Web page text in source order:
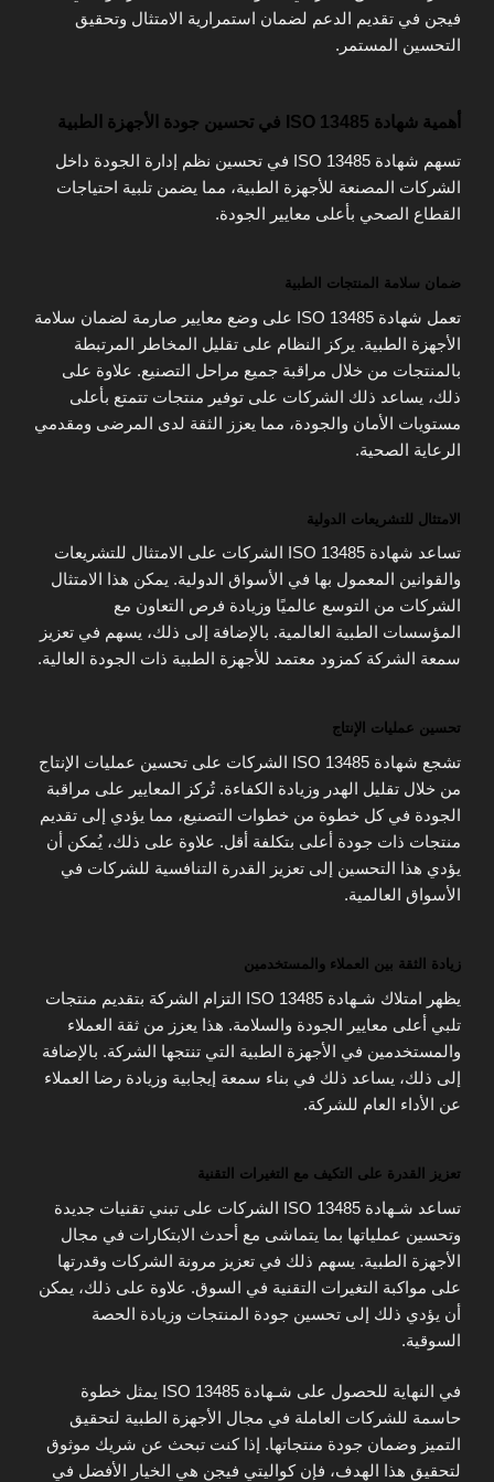
فيجن في تقديم الدعم لضمان استمرارية الامتثال وتحقيق
التحسين المستمر.
أهمية شهادة ISO 13485 في تحسين جودة الأجهزة الطبية
تسهم شهادة ISO 13485 في تحسين نظم إدارة الجودة داخل
الشركات المصنعة للأجهزة الطبية، مما يضمن تلبية احتياجات
القطاع الصحي بأعلى معايير الجودة.
ضمان سلامة المنتجات الطبية
تعمل شهادة ISO 13485 على وضع معايير صارمة لضمان سلامة
الأجهزة الطبية. يركز النظام على تقليل المخاطر المرتبطة
بالمنتجات من خلال مراقبة جميع مراحل التصنيع. علاوة على
ذلك، يساعد ذلك الشركات على توفير منتجات تتمتع بأعلى
مستويات الأمان والجودة، مما يعزز الثقة لدى المرضى ومقدمي
الرعاية الصحية.
الامتثال للتشريعات الدولية
تساعد شهادة ISO 13485 الشركات على الامتثال للتشريعات
والقوانين المعمول بها في الأسواق الدولية. يمكن هذا الامتثال
الشركات من التوسع عالميًا وزيادة فرص التعاون مع
المؤسسات الطبية العالمية. بالإضافة إلى ذلك، يسهم في تعزيز
سمعة الشركة كمزود معتمد للأجهزة الطبية ذات الجودة العالية.
تحسين عمليات الإنتاج
تشجع شهادة ISO 13485 الشركات على تحسين عمليات الإنتاج
من خلال تقليل الهدر وزيادة الكفاءة. تُركز المعايير على مراقبة
الجودة في كل خطوة من خطوات التصنيع، مما يؤدي إلى تقديم
منتجات ذات جودة أعلى بتكلفة أقل. علاوة على ذلك، يُمكن أن
يؤدي هذا التحسين إلى تعزيز القدرة التنافسية للشركات في
الأسواق العالمية.
زيادة الثقة بين العملاء والمستخدمين
يظهر امتلاك شـهادة ISO 13485 التزام الشركة بتقديم منتجات
تلبي أعلى معايير الجودة والسلامة. هذا يعزز من ثقة العملاء
والمستخدمين في الأجهزة الطبية التي تنتجها الشركة. بالإضافة
إلى ذلك، يساعد ذلك في بناء سمعة إيجابية وزيادة رضا العملاء
عن الأداء العام للشركة.
تعزيز القدرة على التكيف مع التغيرات التقنية
تساعد شـهادة ISO 13485 الشركات على تبني تقنيات جديدة
وتحسين عملياتها بما يتماشى مع أحدث الابتكارات في مجال
الأجهزة الطبية. يسهم ذلك في تعزيز مرونة الشركات وقدرتها
على مواكبة التغيرات التقنية في السوق. علاوة على ذلك، يمكن
أن يؤدي ذلك إلى تحسين جودة المنتجات وزيادة الحصة
السوقية.
في النهاية للحصول على شـهادة ISO 13485 يمثل خطوة
حاسمة للشركات العاملة في مجال الأجهزة الطبية لتحقيق
التميز وضمان جودة منتجاتها. إذا كنت تبحث عن شريك موثوق
لتحقيق هذا الهدف، فإن كواليتي فيجن هي الخيار الأفضل في